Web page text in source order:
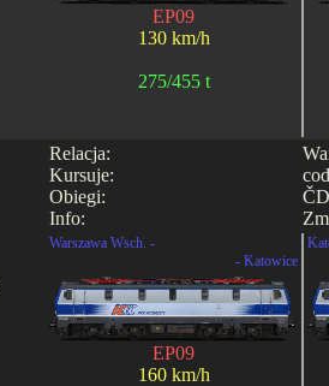
EP09
130 km/h
275/455 t
Relacja:
Kursuje:
Obiegi:
Info:
Warszawa Wsch. -
- Katowice
EP09
160 km/h